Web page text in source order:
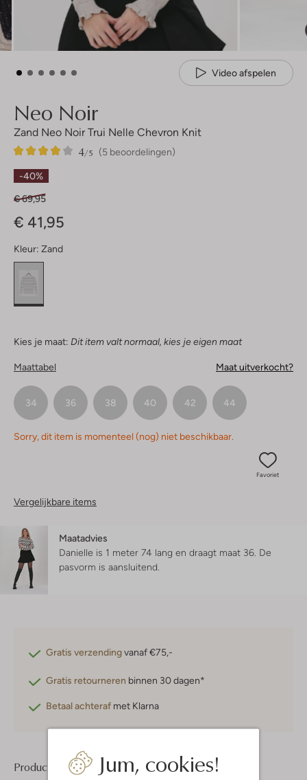
Jum, cookies!
Video afspelen
Neo Noir
Zand Neo Noir Trui Nelle Chevron Knit
(5 beoordelingen)
4/5
5
4
Sterren
-40%
€ 69,95
€ 41,95
Kleur: Zand
Kies je maat: Dit item valt normaal, kies je eigen maat
Maattabel Maat uitverkocht?
34 36 38 40 42 44
Sorry, dit item is momenteel (nog) niet beschikbaar.
Favoriet
Vergelijkbare items
Maatadvies
Danielle is 1 meter 74 lang en draagt maat 36. De
pasvorm is aansluitend
Gratis verzendingvanaf €75,-
Gratis retourneren binnen 30 dagen*
Betaal achteraf met Klarna
Product informatie